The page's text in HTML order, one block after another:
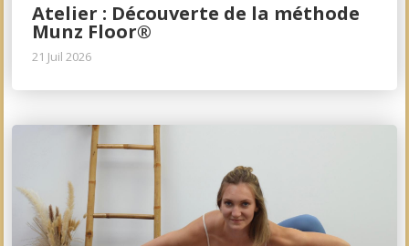
Atelier : Découverte de la méthode
Munz Floor®
21 Juil 2026